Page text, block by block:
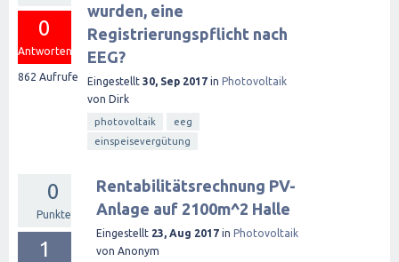
0
Antworten
862 Aufrufe
wurden, eine
Registrierungspflicht nach
EEG?
Eingestellt 30, Sep 2017 in Photovoltaik
von Dirk
photovoltaik
eeg
einspeisevergütung
0
Punkte
1
Rentabilitätsrechnung PV-
Anlage auf 2100m^2 Halle
Eingestellt 23, Aug 2017 in Photovoltaik
von Anonym